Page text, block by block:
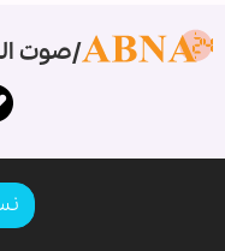
صوت